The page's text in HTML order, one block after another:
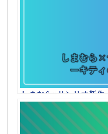
しまむら×サンリオ新作
ッションが登場